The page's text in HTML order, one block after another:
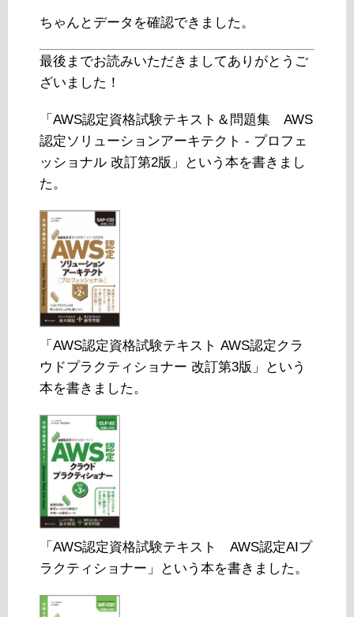
ちゃんとデータを確認できました。
最後までお読みいただきましてありがとうご
ざいました！
「AWS認定資格試験テキスト＆問題集 AWS
認定ソリューションアーキテクト - プロフェ
ッショナル 改訂第2版」という本を書きまし
た。
「AWS認定資格試験テキスト AWS認定クラ
ウドプラクティショナー 改訂第3版」という
本を書きました。
「AWS認定資格試験テキスト AWS認定AIプ
ラクティショナー」という本を書きました。